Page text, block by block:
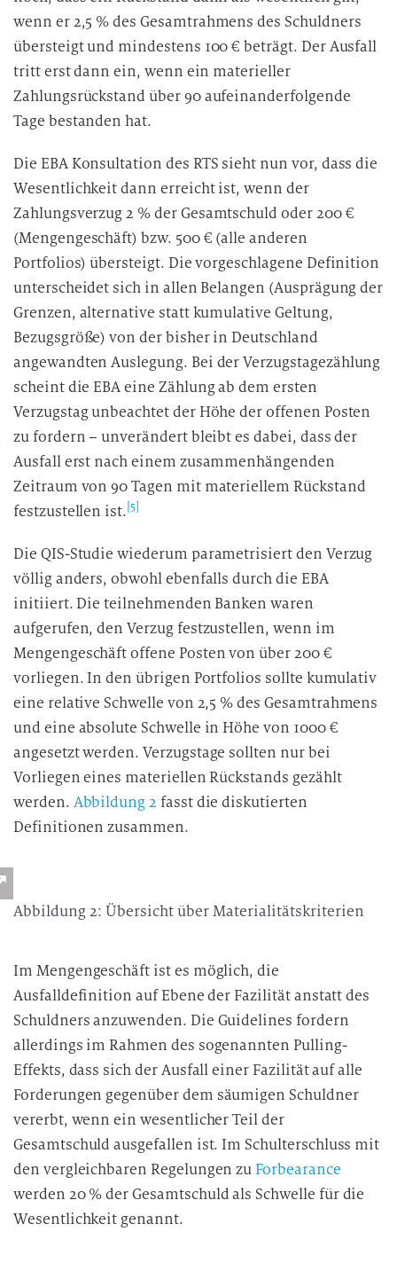
wenn er 2,5 % des Gesamtrahmens des Schuldners
übersteigt und mindestens 100 € beträgt. Der Ausfall
tritt erst dann ein, wenn ein materieller
Zahlungsrückstand über 90 aufeinanderfolgende
Tage bestanden hat.
Die EBA Konsultation des RTS sieht nun vor, dass die
Wesentlichkeit dann erreicht ist, wenn der
Zahlungsverzug 2 % der Gesamtschuld oder 200 €
(Mengengeschäft) bzw. 500 € (alle anderen
Portfolios) übersteigt. Die vorgeschlagene Definition
unterscheidet sich in allen Belangen (Ausprägung der
Grenzen, alternative statt kumulative Geltung,
Bezugsgröße) von der bisher in Deutschland
angewandten Auslegung. Bei der Verzugstagezählung
scheint die EBA eine Zählung ab dem ersten
Verzugstag unbeachtet der Höhe der offenen Posten
zu fordern – unverändert bleibt es dabei, dass der
Ausfall erst nach einem zusammenhängenden
Zeitraum von 90 Tagen mit materiellem Rückstand
festzustellen ist. [5]
Die QIS-Studie wiederum parametrisiert den Verzug
völlig anders, obwohl ebenfalls durch die EBA
initiiert. Die teilnehmenden Banken waren
aufgerufen, den Verzug festzustellen, wenn im
Mengengeschäft offene Posten von über 200 €
vorliegen. In den übrigen Portfolios sollte kumulativ
eine relative Schwelle von 2,5 % des Gesamtrahmens
und eine absolute Schwelle in Höhe von 1000 €
angesetzt werden. Verzugstage sollten nur bei
Vorliegen eines materiellen Rückstands gezählt
werden. Abbildung 2 fasst die diskutierten
Definitionen zusammen.
Abbildung 2: Übersicht über Materialitätskriterien
Im Mengengeschäft ist es möglich, die
Ausfalldefinition auf Ebene der Fazilität anstatt des
Schuldners anzuwenden. Die Guidelines fordern
allerdings im Rahmen des sogenannten Pulling-
Effekts, dass sich der Ausfall einer Fazilität auf alle
Forderungen gegenüber dem säumigen Schuldner
vererbt, wenn ein wesentlicher Teil der
Gesamtschuld ausgefallen ist. Im Schulterschluss mit
den vergleichbaren Regelungen zuForbearance
werden 20 % der Gesamtschuld als Schwelle für die
Wesentlichkeit genannt.